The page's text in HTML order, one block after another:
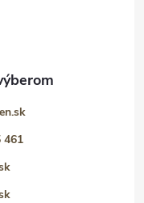
461